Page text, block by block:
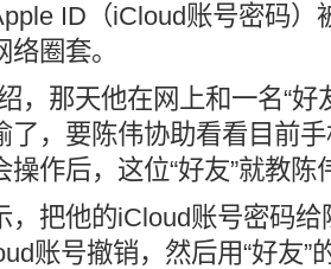
ID（iCloud账号密码）
圈套。
，那天他在网上和一名“好
了，要陈伟协助看看目前
操作后，这位“好友”就教陈
，把他的iCloud账号密码
账号撤销，然后用“好友”